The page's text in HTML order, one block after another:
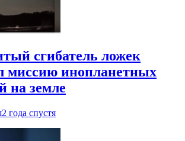
сгибатель ложек
миссию инопланетных
на земле
2 года спустя